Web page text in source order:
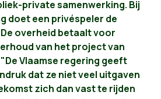
private samenwerking. Bij
doet een privéspeler de
overheid betaalt voor
van het project van
Vlaamse regering geeft
dat ze niet veel uitgaven
zich dan vast te rijden